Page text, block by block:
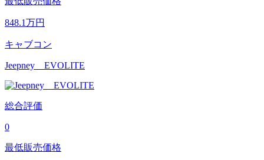
848.1万円
キャブコン
Jeepney EVOLITE
総合評価
0
最低販売価格